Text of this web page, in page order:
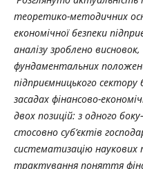
теоретико-методичних
економічної безпеки
аналізу зроблено
фундаментальних
підприємницького
засадах фінансово-
двох позицій: з одного
стосовно суб’єктів
систематизацію наукових
трактування поняття